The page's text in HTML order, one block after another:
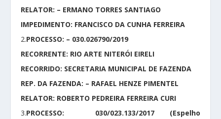
RELATOR: – ERMANO TORRES SANTIAGO
IMPEDIMENTO: FRANCISCO DA CUNHA FERREIRA
2.PROCESSO: – 030.026790/2019
RECORRENTE: RIO ARTE NITERÓI EIRELI
RECORRIDO: SECRETARIA MUNICIPAL DE FAZENDA
REP. DA FAZENDA: – RAFAEL HENZE PIMENTEL
RELATOR: ROBERTO PEDREIRA FERREIRA CURI
3.PROCESSO: 030/023.133/2017 (Espelho